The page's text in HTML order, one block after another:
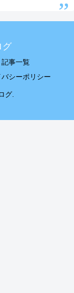
グ
記事一覧
バシーポリシー
グ.